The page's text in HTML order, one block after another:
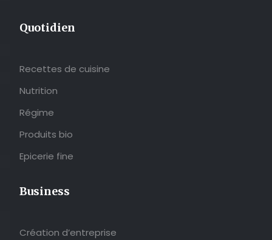
Quotidien
Recettes de cuisine
Nutrition
Régime
Produits bio
Epicerie fine
Business
Création d’entreprise